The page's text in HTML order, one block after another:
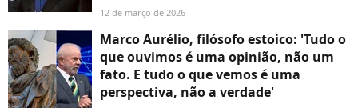
12 de março de 2026
Marco Aurélio, filósofo estoico: 'Tudo o
que ouvimos é uma opinião, não um
fato. E tudo o que vemos é uma
perspectiva, não a verdade'